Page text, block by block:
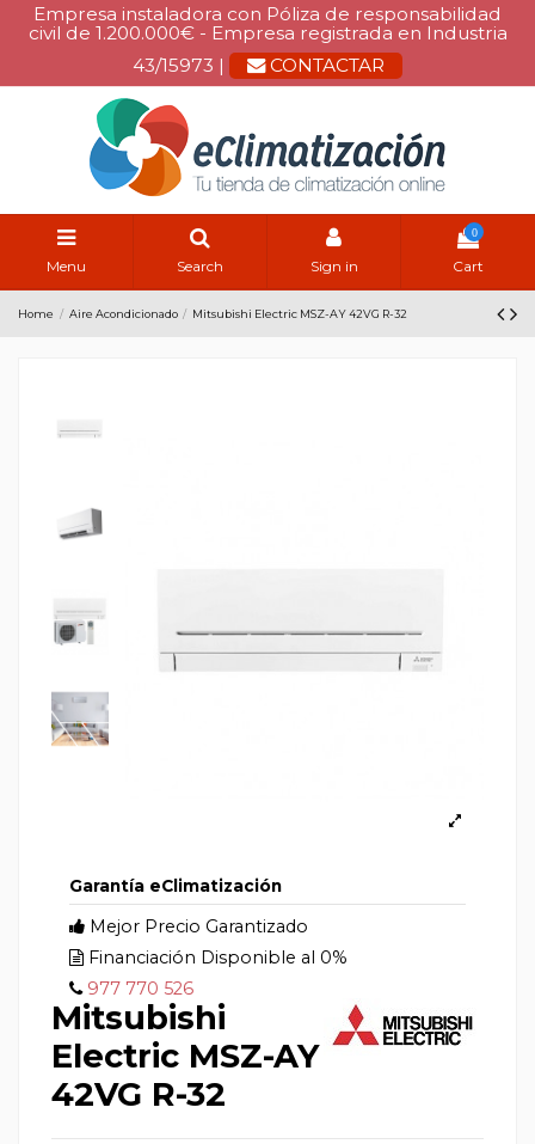
Empresa instaladora con Póliza de responsabilidad
civil de 1.200.000€ - Empresa registrada en Industria
43/15973 |
CONTACTAR
Menu Search Sign in
0
Cart
Home Aire Acondicionado Mitsubishi Electric MSZ-AY 42VG R-32
Garantía eClimatización
Mejor Precio Garantizado
Financiación Disponible al 0%
977 770 526
Mitsubishi
Electric MSZ-AY
42VG R-32